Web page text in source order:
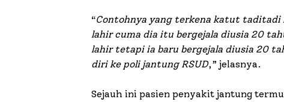
“Contohnya yang terkena katut taditadi
lahir cuma dia itu bergejala diusia 20
lahir tetapi ia baru bergejala diusia 20
diri ke poli jantung RSUD,” jelasnya.
Sejauh ini pasien penyakit jantung